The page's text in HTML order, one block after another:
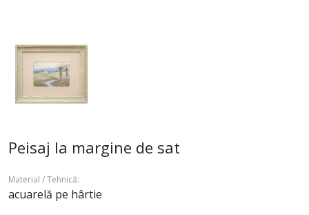
Peisaj la margine de sat
Material / Tehnică:
acuarelă pe hârtie